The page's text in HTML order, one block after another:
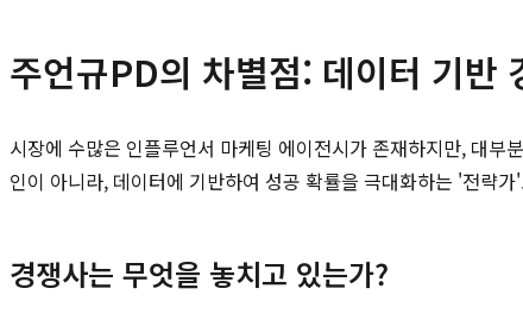
주언규PD의 차별점: 데이터 기반
시장에 수많은 인플루언서 마케팅 에이전시가 존재하지만, 대
인이 아니라, 데이터에 기반하여 성공 확률을 극대화하는 '전략
경쟁사는 무엇을 놓치고 있는가?